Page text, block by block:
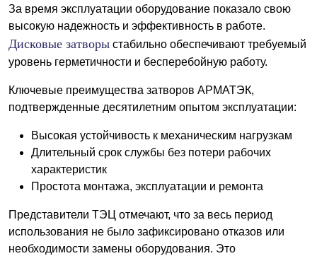
За время эксплуатации оборудование показало свою
высокую надежность и эффективность в работе.
Дисковые затворы стабильно обеспечивают требуемый
уровень герметичности и бесперебойную работу.
Ключевые преимущества затворов АРМАТЭК,
подтвержденные десятилетним опытом эксплуатации:
Высокая устойчивость к механическим нагрузкам
Длительный срок службы без потери рабочих
характеристик
Простота монтажа, эксплуатации и ремонта
Представители ТЭЦ отмечают, что за весь период
использования не было зафиксировано отказов или
необходимости замены оборудования. Это